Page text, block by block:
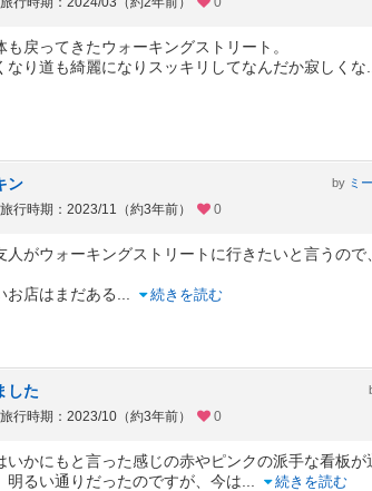
戻ってきたウォーキングストリート。
なり道も綺麗になりスッキリしてなんだか寂しくな
ン
旅行時期：2023/11（約3年前） 0
by
人がウォーキングストリートに行きたいと言うので
お店はまだある
続きを読む
した
旅行時期：2023/10（約3年前） 0
かにもと言った感じの赤やピンクの派手な看板が
明るい通りだったのですが、今は
続きを読む